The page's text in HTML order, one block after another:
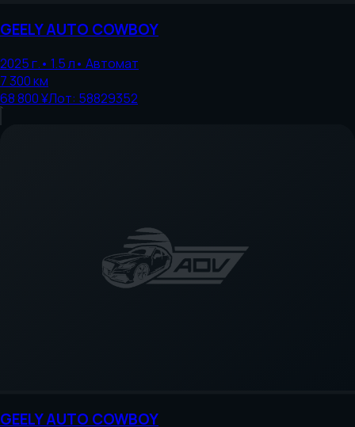
GEELY AUTO COWBOY
2025г.• 1.5л• Автомат
7 300км
68 800 ¥Лот: 58829352
GEELY AUTO COWBOY